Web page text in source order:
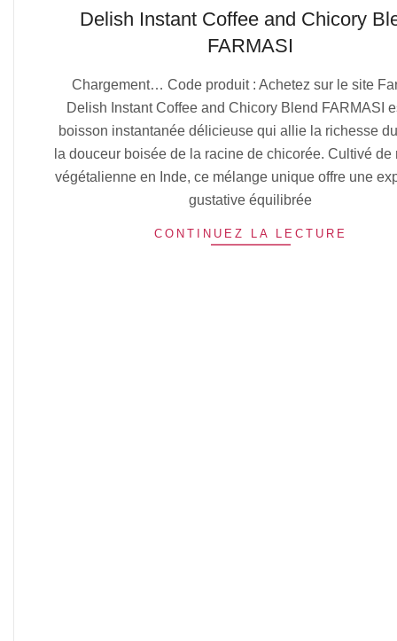
Delish Instant Coffee and Chicory
FARMASI
07-
05
Chargement… Code produit : Achetez sur le site
Delish Instant Coffee and Chicory Blend FARMASI
boisson instantanée délicieuse qui allie la richesse
la douceur boisée de la racine de chicorée. Cultivé de
végétalienne en Inde, ce mélange unique offre une
gustative équilibrée
CONTINUEZ LA LECTURE